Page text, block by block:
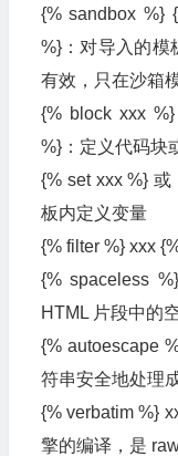
{% sandbox %}
%}：对导入的模
有效，只在沙箱
{% block xxx
%}：定义代码块
{% set xxx %}
板内定义变量
{% filter %} xxx
{% spaceless
HTML 片段中的
{% autoescape
符串安全地处理
{% verbatim %}
擎的编译，是